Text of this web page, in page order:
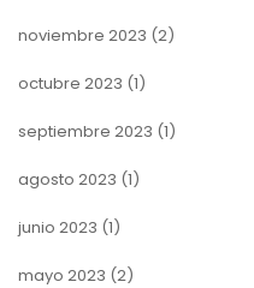
noviembre 2023 (2)
octubre 2023 (1)
septiembre 2023 (1)
agosto 2023 (1)
junio 2023 (1)
mayo 2023 (2)